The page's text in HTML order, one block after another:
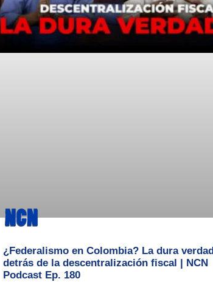
¿Federalismo en Colombia? La dura verdad
detrás de la descentralización fiscal | NCN
Podcast Ep. 180